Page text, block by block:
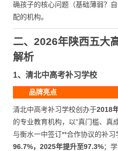
确孩子的核心问题（基础薄弱？
配的机构。
二、2026年陕西五大
解析
1、清北中高考补习学校
品牌亮点
清北中高考补习学校创办于2018
的专业教育机构，以"真门槛、真
与衡水一中签订**合作协议的补习
96.7%，2025年提升至97.3%；